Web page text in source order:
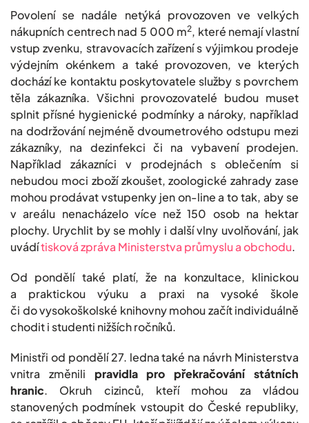
Povolení se nadále netýká provozoven ve velkých
nákupních centrech nad 5 000 m2, které nemají vlastní
vstup zvenku, stravovacích zařízení s výjimkou prodeje
výdejním okénkem a také provozoven, ve kterých
dochází ke kontaktu poskytovatele služby s povrchem
těla zákazníka. Všichni provozovatelé budou muset
splnit přísné hygienické podmínky a nároky, například
na dodržování nejméně dvoumetrového odstupu mezi
zákazníky, na dezinfekci či na vybavení prodejen.
Například zákazníci v prodejnách s oblečením si
nebudou moci zboží zkoušet, zoologické zahrady zase
mohou prodávat vstupenky jen on-line a to tak, aby se
v areálu nenacházelo více než 150 osob na hektar
plochy. Urychlit by se mohly i další vlny uvolňování, jak
uvádítisková zpráva Ministerstva průmyslu a obchodu.
Od pondělí také platí, že na konzultace, klinickou
a praktickou výuku a praxi na vysoké škole
či do vysokoškolské knihovny mohou začít individuálně
chodit i studenti nižších ročníků.
Ministři od pondělí 27. ledna také na návrh Ministerstva
vnitra změnili pravidla pro překračování státních
hranic. Okruh cizinců, kteří mohou za vládou
stanovených podmínek vstoupit do České republiky,